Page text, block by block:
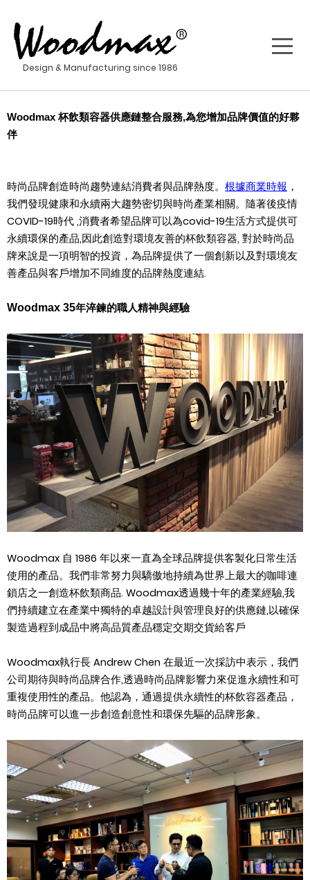
Design & Manufacturing since 1986
Woodmax 杯飲類容器供應鏈整合服務,為您增加品牌價值的好夥
伴
時尚品牌創造時尚趨勢連結消費者與品牌熱度。 根據商業時報 ，
我們發現健康和永續兩大趨勢密切與時尚產業相關。隨著後疫情
COVID-19時代 ,消費者希望品牌可以為covid-19生活方式提供可
永續環保的產品,因此創造對環境友善的杯飲類容器, 對於時尚品
牌來說是一項明智的投資，為品牌提供了一個創新以及對環境友
善產品與客戶增加不同維度的品牌熱度連結.
Woodmax 35年淬鍊的職人精神與經驗
Woodmax 自 1986 年以來一直為全球品牌提供客製化日常生活
使用的產品。我們非常努力與驕傲地持續為世界上最大的咖啡連
鎖店之一創造杯飲類商品. Woodmax透過幾十年的產業經驗,我
們持續建立在產業中獨特的卓越設計與管理良好的供應鏈,以確保
製造過程到成品中將高品質產品穩定交期交貨給客戶
Woodmax執行長 Andrew Chen 在最近一次採訪中表示，我們
公司期待與時尚品牌合作,透過時尚品牌影響力來促進永續性和可
重複使用性的產品。他認為，通過提供永續性的杯飲容器產品，
時尚品牌可以進一步創造創意性和環保先驅的品牌形象。